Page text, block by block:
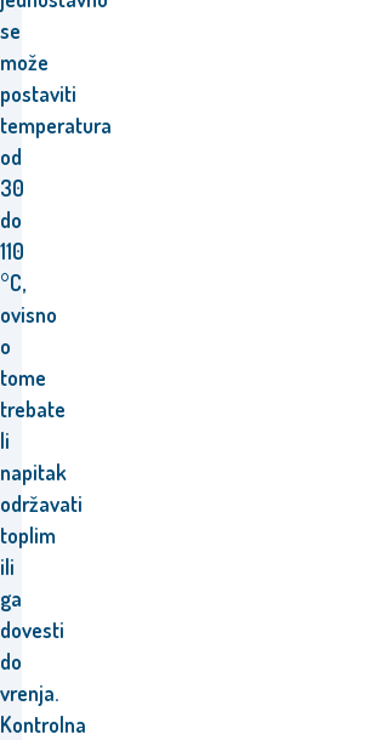
se
može
postaviti
temperatura
od
30
do
110
°C,
ovisno
o
tome
trebate
li
napitak
održavati
toplim
ili
ga
dovesti
do
vrenja.
Kontrolna